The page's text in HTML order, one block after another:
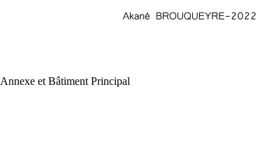
Annexe et Bâtiment Principal